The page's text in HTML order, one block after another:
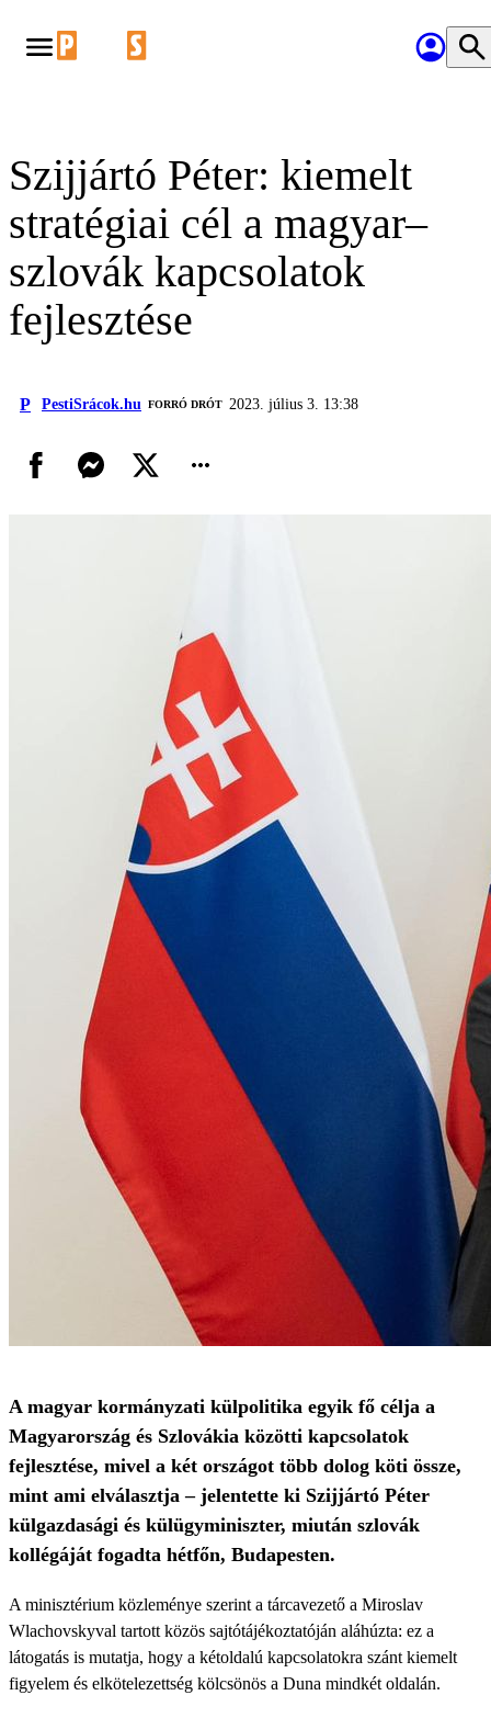
Szijjártó Péter: kiemelt
stratégiai cél a magyar–
szlovák kapcsolatok
fejlesztése
P PestiSrácok.hu FORRÓ DRÓT 2023. július 3. 13:38
A magyar kormányzati külpolitika egyik fő célja a
Magyarország és Szlovákia közötti kapcsolatok
fejlesztése, mivel a két országot több dolog köti össze,
mint ami elválasztja – jelentette ki Szijjártó Péter
külgazdasági és külügyminiszter, miután szlovák
kollégáját fogadta hétfőn, Budapesten.
A minisztérium közleménye szerint a tárcavezető a Miroslav
Wlachovskyval tartott közös sajtótájékoztatóján aláhúzta: ez a
látogatás is mutatja, hogy a kétoldalú kapcsolatokra szánt kiemelt
figyelem és elkötelezettség kölcsönös a Duna mindkét oldalán.